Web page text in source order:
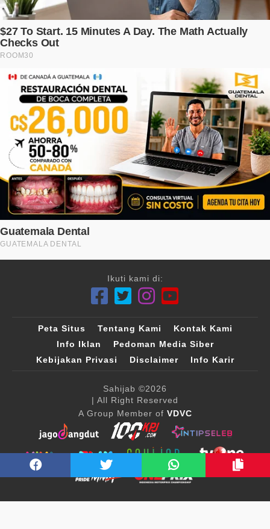
Ikuti kami di:
Peta Situs Tentang Kami
Kontak Kami
Info Iklan
Pedoman Media Siber
Kebijakan Privasi
Disclaimer Info Karir
Sahijab ©2026
| All Right Reserved
A Group Member of VDVC